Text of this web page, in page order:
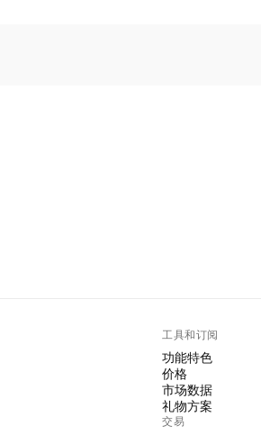
工具和订阅
功能特色
价格
市场数据
礼物方案
交易